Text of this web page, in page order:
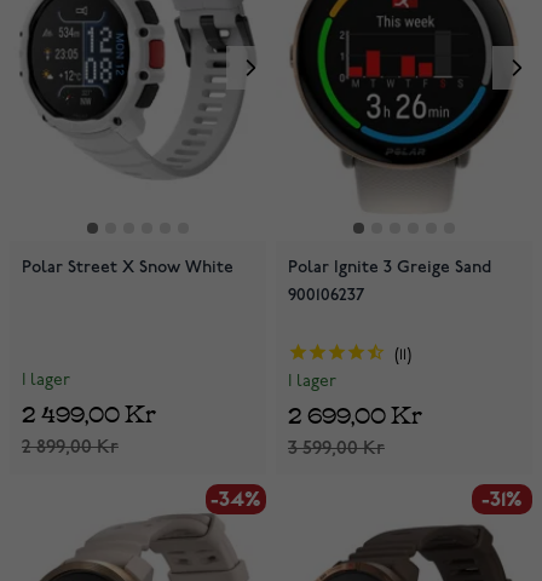
Polar Street X Snow White
I lager
2 899,00 Kr
2 499,00 Kr
Polar Ignite 3 Greige Sand
900106237
11
I lager
3 599,00 Kr
2 699,00 Kr
-34% -31%